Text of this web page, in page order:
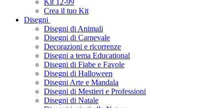
Kit 12-99
Crea il tuo Kit
Disegni
Disegni di Animali
Disegni di Carnevale
Decorazioni e ricorrenze
Disegni a tema Educational
Disegni di Fiabe e Favole
Disegni di Halloween
Disegni Arte e Mandala
Disegni di Mestieri e Professioni
Disegni di Natale